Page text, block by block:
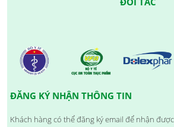
ĐĂNG KÝ NHẬN THÔNG TIN
Khách hàng có thể đăng ký email để nhận